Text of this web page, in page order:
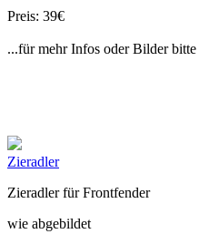
Preis: 39€
...für mehr Infos oder Bilder bitte
Zieradler
Zieradler für Frontfender
wie abgebildet